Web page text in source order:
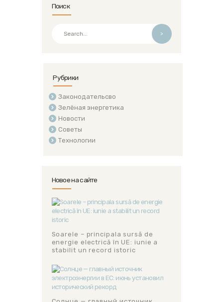
Поиск
>
Рубрики
Законодательсво
Зелёная энергетика
Новости
Советы
Технологии
Новое на сайте
Soarele – principala sursă de
energie electrică în UE: iunie a
stabilit un record istoric